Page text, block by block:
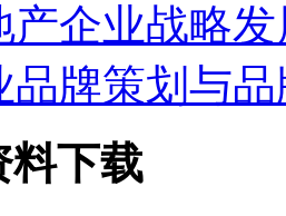
产企业战略
品牌策划与
料下载